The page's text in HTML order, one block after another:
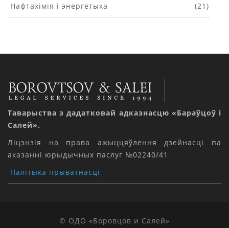
Нафтахімія і энергетыка (21)
Таварыства з дадатковай адказнасцю «Бараўцоў і
Салей».
Ліцэнзія на права ажыццяўлення дзейнасці па
аказанні юрыдычных паслуг №02240/41
Палітыка прыватнасці
© ОДО «Боровцов и Салей»